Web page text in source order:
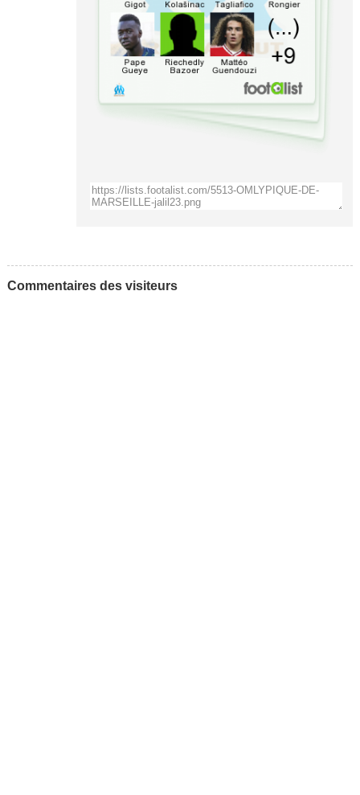
Commentaires des visiteurs